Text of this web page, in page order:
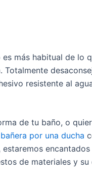
más habitual de lo
resistente al
de tu baño, o
por una ducha
estaremos
de materiales y